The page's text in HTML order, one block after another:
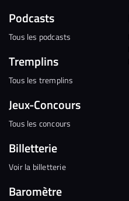
Podcasts
Tous les podcasts
Tremplins
Tous les tremplins
Jeux-Concours
Tous les concours
Billetterie
Voir la billetterie
Baromètre